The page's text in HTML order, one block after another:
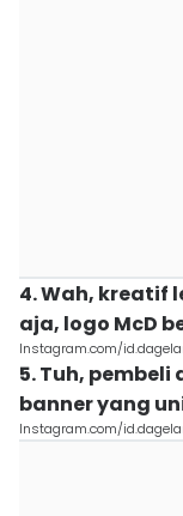
4. Wah, kreatif
aja, logo McD
Instagram.com/
5. Tuh,
banner yang
Instagram.com/